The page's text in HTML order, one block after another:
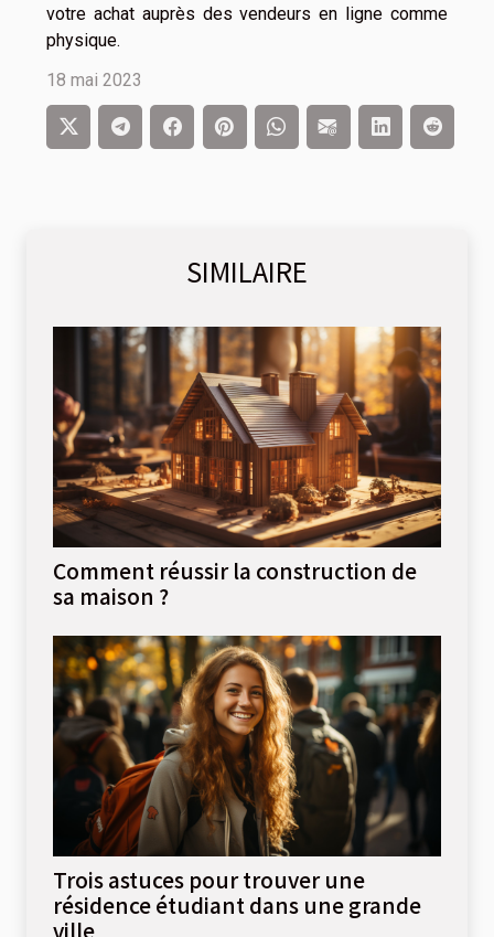
votre achat auprès des vendeurs en ligne comme
physique.
18 mai 2023
SIMILAIRE
Comment réussir la construction de
sa maison ?
Trois astuces pour trouver une
résidence étudiant dans une grande
ville